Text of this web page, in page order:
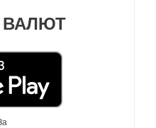
ВАЛЮТ